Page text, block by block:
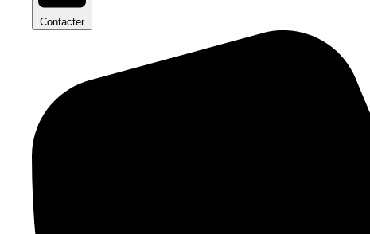
Contacter